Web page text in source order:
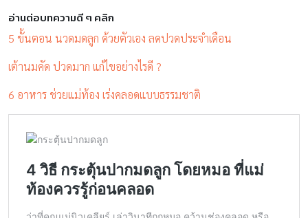
อ่านต่อบทความดี ๆ คลิก
5 ขั้นตอน นวดมดลูก ด้วยตัวเอง ลดปวดประจำเดือน
เต้านมคัด ปวดมาก แก้ไขอย่างไรดี ?
6 อาหาร ช่วยแม่ท้อง เร่งคลอดแบบธรรมชาติ